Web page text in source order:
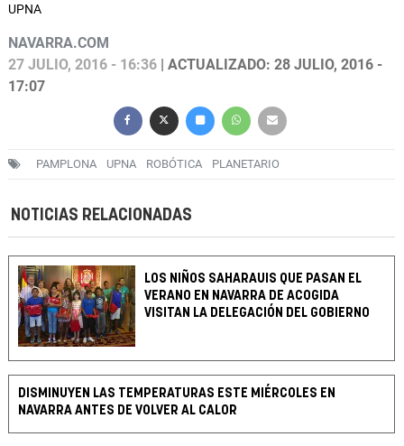
UPNA
NAVARRA.COM
27 JULIO, 2016 - 16:36 | ACTUALIZADO: 28 JULIO, 2016 -
17:07
PAMPLONA UPNA ROBÓTICA PLANETARIO
NOTICIAS RELACIONADAS
LOS NIÑOS SAHARAUIS QUE PASAN EL
VERANO EN NAVARRA DE ACOGIDA
VISITAN LA DELEGACIÓN DEL GOBIERNO
DISMINUYEN LAS TEMPERATURAS ESTE MIÉRCOLES EN
NAVARRA ANTES DE VOLVER AL CALOR